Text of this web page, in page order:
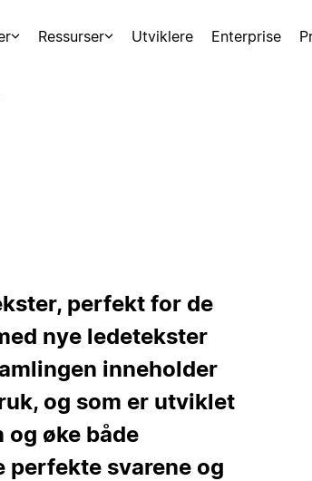
Ressurser Utviklere Enterprise
perfekt for de
nye ledetekster
inneholder
og som er utviklet
øke både
svarene og